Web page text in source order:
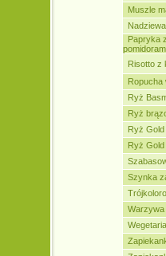
Muszle
Papryka
Risotto z
Ropucha
Ryż
Ryż
Ryż
Ryż
Szynka
Warzywa